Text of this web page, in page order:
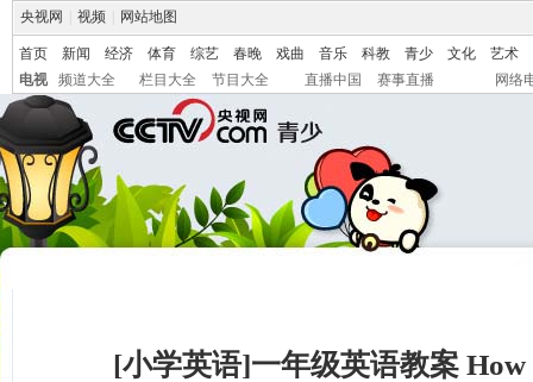
央视网 视频 网站地图
首页 新闻 经济 体育 综艺 春晚 戏曲 音乐 科教 青少 文化
艺术
电视
频道大全 栏目大全 节目大全 直播中国 赛事直播 网络
[小学英语]一年级英语教案 How